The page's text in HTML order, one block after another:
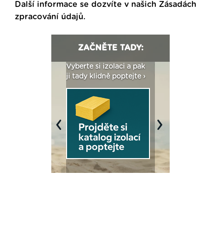
Další informace se dozvíte v našich Zásadách
zpracování údajů.
ZAČNĚTE TADY:
Vyberte si izolaci a pak
ji tady klidně poptejte ›
Previous Next